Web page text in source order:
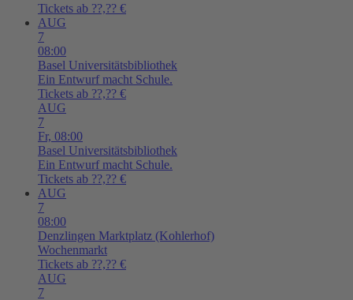
Tickets ab ??,?? €
AUG
7
08:00
Basel Universitätsbibliothek
Ein Entwurf macht Schule.
Tickets ab ??,?? €
AUG
7
Fr, 08:00
Basel Universitätsbibliothek
Ein Entwurf macht Schule.
Tickets ab ??,?? €
AUG
7
08:00
Denzlingen Marktplatz (Kohlerhof)
Wochenmarkt
Tickets ab ??,?? €
AUG
7